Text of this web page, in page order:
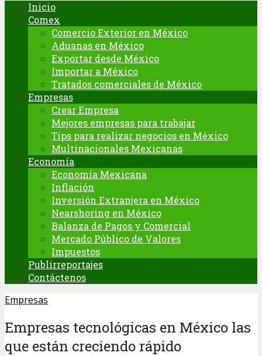
Inicio
Comex
Comercio Exterior en México
Aduanas en México
Exportar desde México
Importar a México
Tratados comerciales de México
Empresas
Crear Empresa
Mejores empresas para trabajar
Tips para realizar negocios en México
Multinacionales Mexicanas
Economía
Economía Mexicana
Inflación
Inversión Extranjera en México
Nearshoring en México
Balanza de Pagos y Comercial
Mercado Público de Valores
Impuestos
Publirreportajes
Contáctenos
Empresas
Empresas tecnológicas en México las
que están creciendo rápido